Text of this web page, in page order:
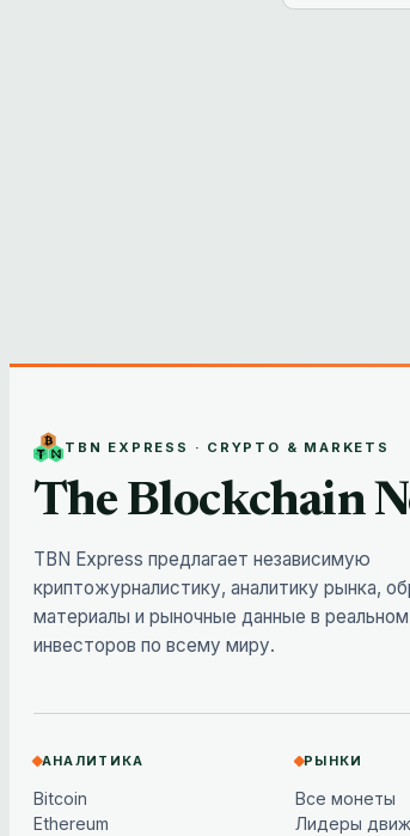
TBN EXPRESS · CRYPTO & MARKETS
The Blockchain
TBN Express предлагает независимую
криптожурналистику, аналитику рынка,
материалы и рыночные данные в
инвесторов по всему миру.
АНАЛИТИКА
Bitcoin
Ethereum
РЫНКИ
Все монеты
Лидеры